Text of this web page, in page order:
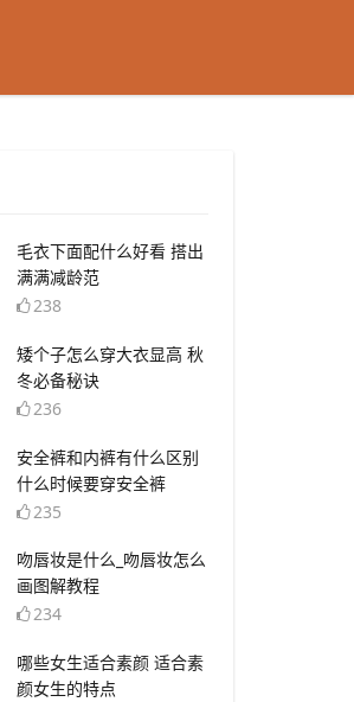
​毛衣下面配什么好看 搭出
满满减龄范
238
​矮个子怎么穿大衣显高 秋
冬必备秘诀
236
​安全裤和内裤有什么区别
什么时候要穿安全裤
235
​吻唇妆是什么_吻唇妆怎么
画图解教程
234
​哪些女生适合素颜 适合素
颜女生的特点